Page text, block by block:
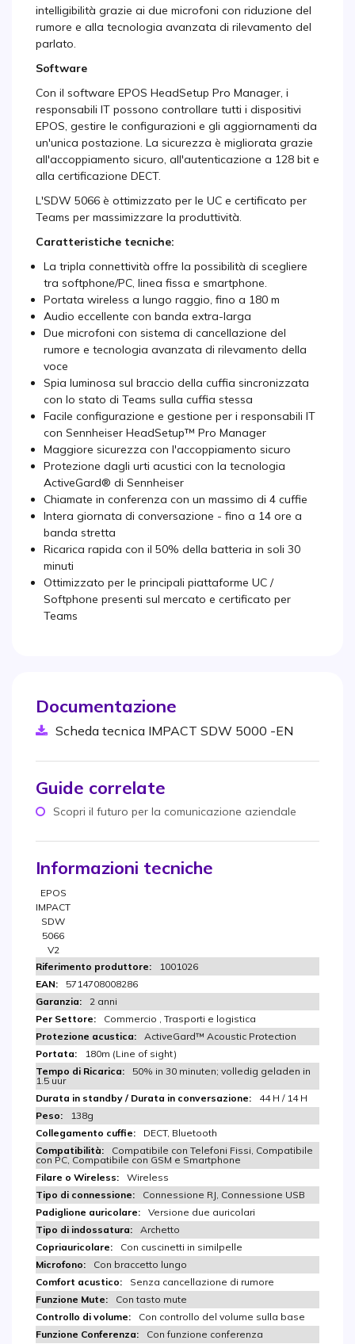
intelligibilità grazie ai due microfoni con riduzione del
rumore e alla tecnologia avanzata di rilevamento del
parlato.
Software
Con il software EPOS HeadSetup Pro Manager, i
responsabili IT possono controllare tutti i dispositivi
EPOS, gestire le configurazioni e gli aggiornamenti da
un'unica postazione. La sicurezza è migliorata grazie
all'accoppiamento sicuro, all'autenticazione a 128 bit e
alla certificazione DECT.
L'SDW 5066 è ottimizzato per le UC e certificato per
Teams per massimizzare la produttività.
Caratteristiche tecniche:
La tripla connettività offre la possibilità di scegliere
tra softphone/PC, linea fissa e smartphone.
Portata wireless a lungo raggio, fino a 180 m
Audio eccellente con banda extra-larga
Due microfoni con sistema di cancellazione del
rumore e tecnologia avanzata di rilevamento della
voce
Spia luminosa sul braccio della cuffia sincronizzata
con lo stato di Teams sulla cuffia stessa
Facile configurazione e gestione per i responsabili IT
con Sennheiser HeadSetup™ Pro Manager
Maggiore sicurezza con l'accoppiamento sicuro
Protezione dagli urti acustici con la tecnologia
ActiveGard® di Sennheiser
Chiamate in conferenza con un massimo di 4 cuffie
Intera giornata di conversazione - fino a 14 ore a
banda stretta
Ricarica rapida con il 50% della batteria in soli 30
minuti
Ottimizzato per le principali piattaforme UC /
Softphone presenti sul mercato e certificato per
Teams
Documentazione
Scheda tecnica IMPACT SDW 5000 -EN
Guide correlate
Scopri il futuro per la comunicazione aziendale
Informazioni tecniche
EPOS
IMPACT
SDW
5066
V2
1001026
5714708008286
2 anni
Commercio , Trasporti e logistica
ActiveGard™ Acoustic Protection
180m (Line of sight)
50% in 30 minuten; volledig geladen in
1.5 uur
44 H / 14 H
138g
DECT, Bluetooth
Compatibile con Telefoni Fissi, Compatibile
con PC, Compatibile con GSM e Smartphone
Wireless
Connessione RJ, Connessione USB
Versione due auricolari
Archetto
Con cuscinetti in similpelle
Con braccetto lungo
Senza cancellazione di rumore
Con tasto mute
Con controllo del volume sulla base
Con funzione conferenza